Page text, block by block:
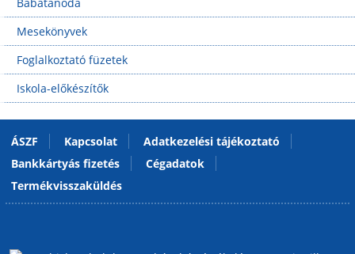
Mesekönyvek
Foglalkoztató füzetek
Iskola-előkészítők
ÁSZF Kapcsolat
Adatkezelési tájékoztató
Bankkártyás fizetés
Cégadatok
Termékvisszaküldés